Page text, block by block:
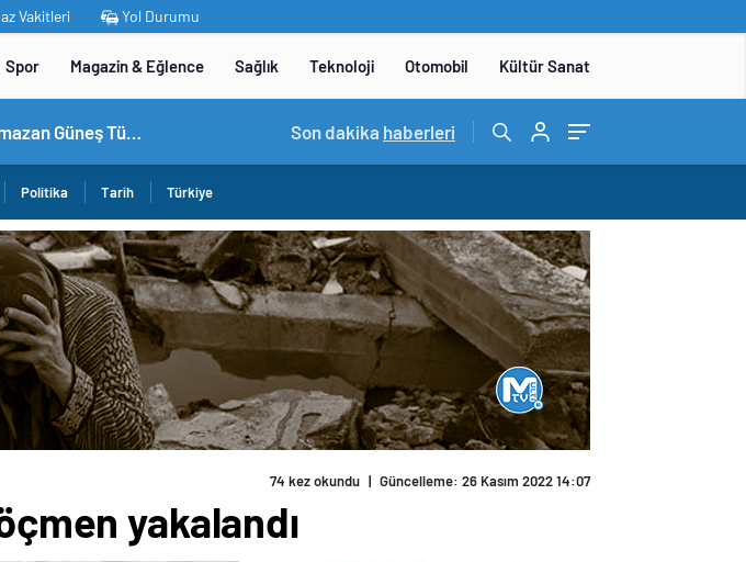
Vakitleri Yol Durumu
Spor Magazin & Eğlence Sağlık Teknoloji Otomobil Kültür Sanat
MİT’ten Irak’ın kuzeyinde operasyon: Ramazan Güneş Türkiye’ye getirildi 14:05 / Yerli otomobil TOGG’un ustaları burada yetişecek
Son dakika haberleri
Politika Tarih Türkiye
74 kez okundu | Güncelleme: 26 Kasım 2022 14:07
yakalandı